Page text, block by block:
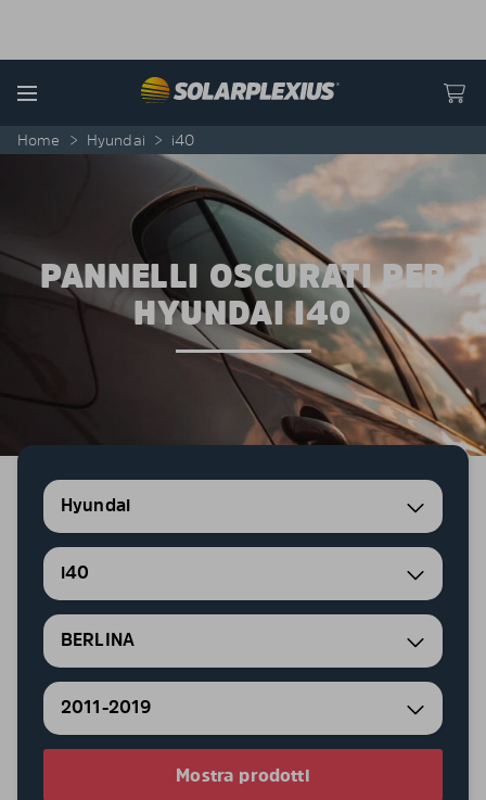
Menu
Home > Hyundai > i40
PANNELLI OSCURATI PER
HYUNDAI I40
Hyundai
i40
BERLINA
2011-2019
Mostra prodotti